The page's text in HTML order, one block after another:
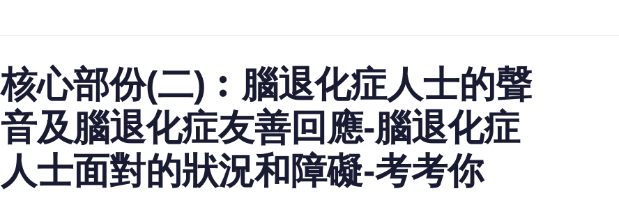
核心部份(二)︰腦退化症人士的聲
音及腦退化症友善回應-腦退化症
人士面對的狀況和障礙-考考你